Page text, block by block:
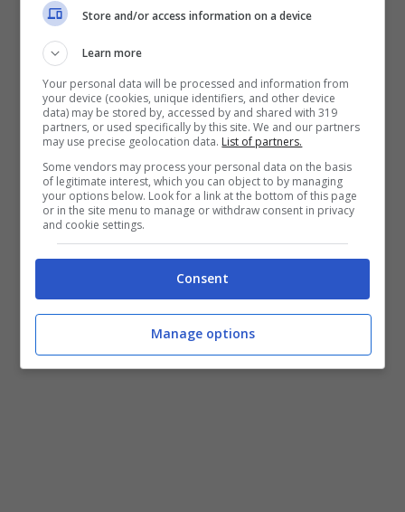
videosorveglianza di tutte le strade di accesso
alla casa.Non era armato Mario Riccio. Gli
agenti della Squadra mobile di Napoli, del
servizio centrale operativo e del commissariato
di Scampia, lo hanno sorpreso in una villetta
unifamiliare nel centro diQualiano, comune a
nord di Napoli, in via Salomone. L’abitazione, di
un solo piano e definita modesta, era dotata di
un impianto di videosorveglianza. Il boss,
latitante dal 2011, era in casa con la moglie e la
figlioletta di circa sette mesi. Aveva con sè una
carta d’identità falsa. All’arrivo della polizia non
ha opposto resistenza. Sequestrata anche una
somma di 6.500 euro in contanti.
Store and/or access information on a device
Learn more
Your personal data will be processed and information from
your device (cookies, unique identifiers, and other device
data) may be stored by, accessed by and shared with 319
partners, or used specifically by this site. We and our partners
may use precise geolocation data. List of partners.
Some vendors may process your personal data on the basis
of legitimate interest, which you can object to by managing
your options below. Look for a link at the bottom of this page
or in the site menu to manage or withdraw consent in privacy
and cookie settings.
Consent
Manage options